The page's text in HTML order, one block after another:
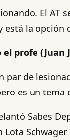
El
la opción
profe (Juan
par de
es un
Sabes
Schwager